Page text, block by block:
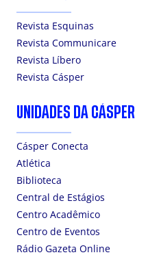
Revista Esquinas
Revista Communicare
Revista Líbero
Revista Cásper
UNIDADES DA CÁSPER
Cásper Conecta
Atlética
Biblioteca
Central de Estágios
Centro Acadêmico
Centro de Eventos
Rádio Gazeta Online